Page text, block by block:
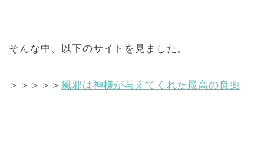
そんな中、以下のサイトを見ました。
＞＞＞＞＞ 風邪は神様が与えてくれた最高の良薬